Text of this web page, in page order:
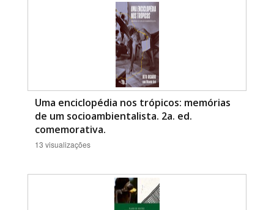
Uma enciclopédia nos trópicos: memórias
de um socioambientalista. 2a. ed.
comemorativa.
13 visualizações